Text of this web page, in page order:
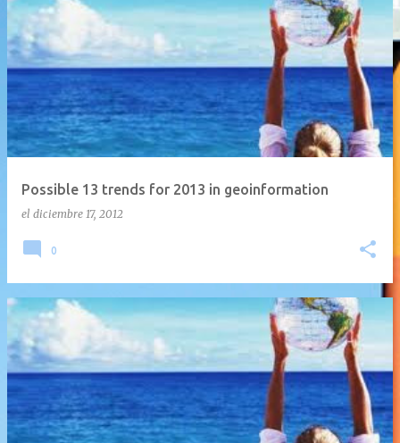
n
t
r
a
d
Possible 13 trends for 2013 in geoinformation
el diciembre 17, 2012
0